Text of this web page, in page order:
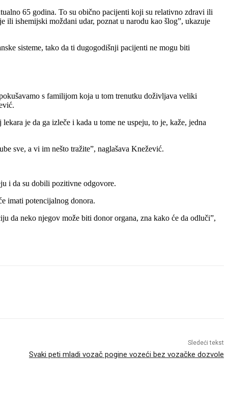
65 godina. To su obično pacijenti koji su relativno zdravi ili
ili ishemijski moždani udar, poznat u narodu kao šlog”, ukazuje
sisteme, tako da ti dugogodišnji pacijenti ne mogu biti
s familijom koja u tom trenutku doživljava veliki
je da ga izleče i kada u tome ne uspeju, to je, kaže, jedna
sve, a vi im nešto tražite”, naglašava Knežević.
i da su dobili pozitivne odgovore.
imati potencijalnog donora.
da neko njegov može biti donor organa, zna kako će da odluči”,
Sledeći tekst
Svaki peti mladi vozač pogine vozeći bez vozačke dozvole